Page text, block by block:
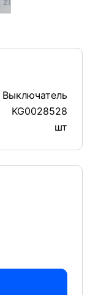
Выключатель
KG0028528
шт